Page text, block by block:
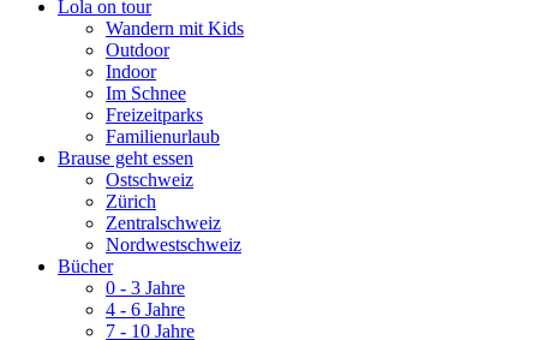
Lola on tour
Wandern mit Kids
Outdoor
Indoor
Im Schnee
Freizeitparks
Familienurlaub
Brause geht essen
Ostschweiz
Zürich
Zentralschweiz
Nordwestschweiz
Bücher
0 - 3 Jahre
4 - 6 Jahre
7 - 10 Jahre